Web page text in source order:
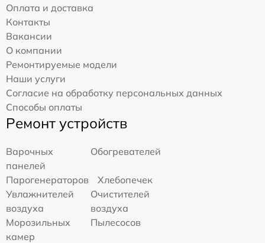
Оплата и доставка
Контакты
Вакансии
О компании
Ремонтируемые модели
Наши услуги
Согласие на обработку персональных данных
Способы оплаты
Ремонт устройств
Варочных
панелей
Обогревателей
Парогенераторов
Хлебопечек
Увлажнителей
воздуха
Очистителей
воздуха
Морозильных
камер
Пылесосов